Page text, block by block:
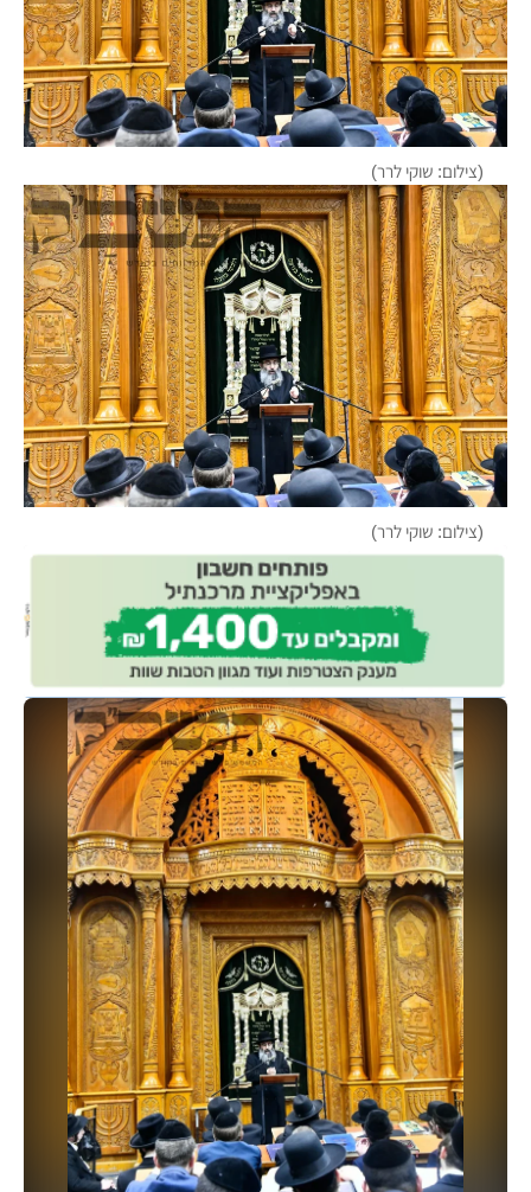
(צילום: שוקי לרר)
(צילום: שוקי לרר)